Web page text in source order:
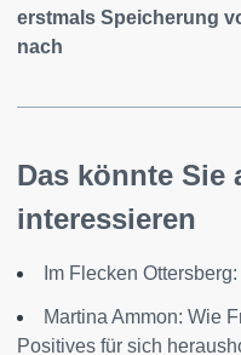
erstmals Speicherung
nach
Das könnte Sie
interessieren
Im Flecken
Martina Ammon: Wie
Positives für sich